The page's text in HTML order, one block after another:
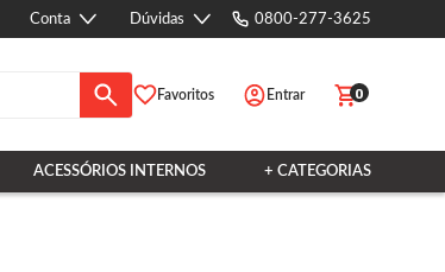
Conta Dúvidas 0800-277-3625
Favoritos Entrar 0
ACESSÓRIOS INTERNOS + CATEGORIAS